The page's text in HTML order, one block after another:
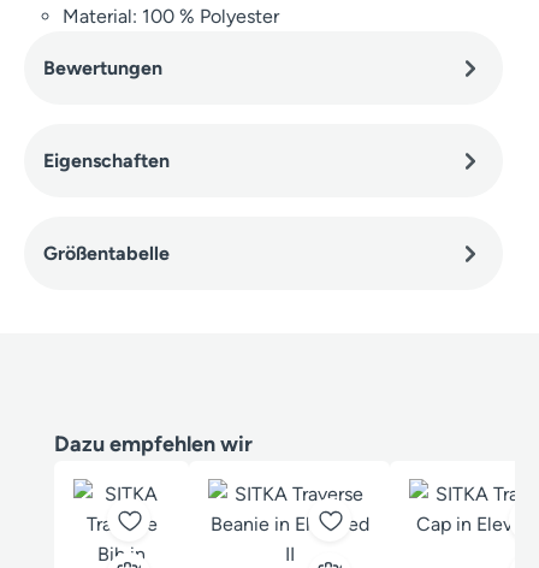
Material: 100 % Polyester
Bewertungen
Eigenschaften
Größentabelle
Produktgalerie überspringen
Dazu empfehlen wir